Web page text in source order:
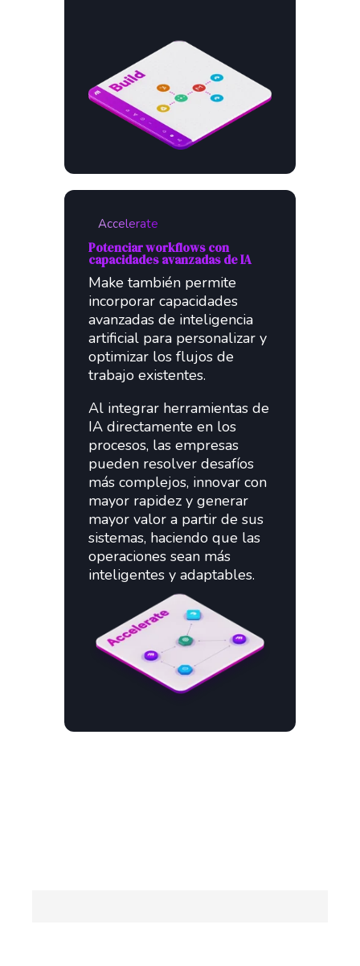
Accelerate
Potenciar workflows con
capacidades avanzadas de IA
Make también permite
incorporar capacidades
avanzadas de inteligencia
artificial para personalizar y
optimizar los flujos de
trabajo existentes.
Al integrar herramientas de
IA directamente en los
procesos, las empresas
pueden resolver desafíos
más complejos, innovar con
mayor rapidez y generar
mayor valor a partir de sus
sistemas, haciendo que las
operaciones sean más
inteligentes y adaptables.